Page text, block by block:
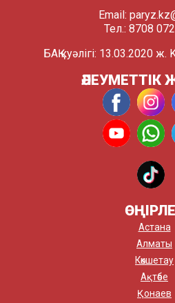
Email:
Тел.: 8708
БАҚ куәлігі: 13.03.2020
ӘЛЕУМЕТТІК
Астана
Алматы
Көкшетау
Ақтөбе
Қонаев